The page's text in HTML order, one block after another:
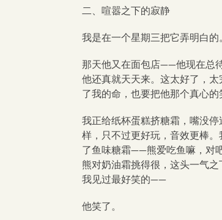
二、喧嚣之下的寂静
我是在一个星期三把它弄明白的
那天他又在面包店——他现在总
他还真就天天来。这太好了，
了我的命，也要把他那个真心的
我正给纸杯蛋糕挤糖霜，嘴没
样，只不过更好玩，音效更棒
了鱼味糖霜——熊爱吃鱼嘛，对
熊对奶油霜挑得很，这头一气
我见过最好笑的——
他笑了。